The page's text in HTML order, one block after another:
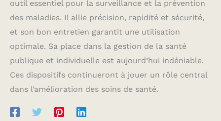
outil essentiel pour la surveillance et la prévention
des maladies. Il allie précision, rapidité et sécurité,
et son bon entretien garantit une utilisation
optimale. Sa place dans la gestion de la santé
publique et individuelle est aujourd’hui indéniable.
Ces dispositifs continueront à jouer un rôle central
dans l’amélioration des soins de santé.